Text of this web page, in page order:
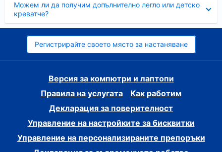
Можем ли да получим допълнително легло или детско
креватче?
Регистрирайте своето място за настаняване
Версия за компютри и лаптопи
Правила на услугата
Как работим
Декларация за поверителност
Управление на настройките за бисквитки
Управление на персонализираните препоръки